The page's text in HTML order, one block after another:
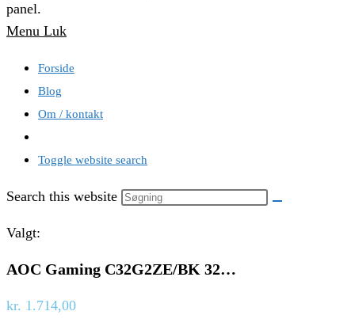
panel.
Menu Luk
Forside
Blog
Om / kontakt
Toggle website search
Search this website
Valgt:
AOC Gaming C32G2ZE/BK 32…
kr. 1.714,00